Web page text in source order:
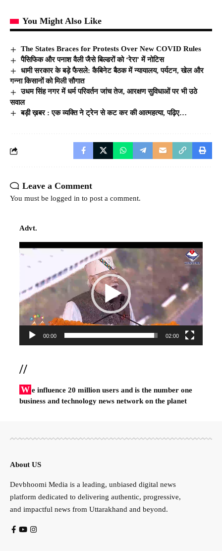
You Might Also Like
The States Braces for Protests Over New COVID Rules
पैसिफिक और पनाश वैली जैसे बिल्डरों को ‘रेरा’ में नोटिस
धामी सरकार के बड़े फैसले: कैबिनेट बैठक में न्यायालय, पर्यटन, खेल और
गन्ना किसानों को मिली सौगात
उधम सिंह नगर में धर्म परिवर्तन जांच तेज, आरक्षण सुविधाओं पर भी उठे
सवाल
बड़ी ख़बर : एक व्यक्ति ने ट्रेन से कट कर की आत्महत्या, पढ़िए…
Leave a Comment
You must be logged in to post a comment.
Advt.
Video
00:00 02:00
//
W e influence 20 million users and is the number one
business and technology news network on the planet
About US
Devbhoomi Media is a leading, unbiased digital news
platform dedicated to delivering authentic, progressive,
and impactful news from Uttarakhand and beyond.